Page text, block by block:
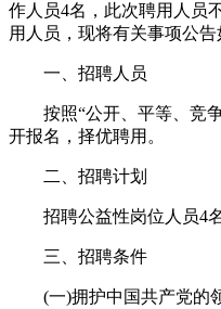
作人员4名，此次聘用人员
用人员，现将有关事项公告
一、招聘人员
按照“公开、平等、竞争
开报名，择优聘用。
二、招聘计划
招聘公益性岗位人员4
三、招聘条件
(一)拥护中国共产党的领